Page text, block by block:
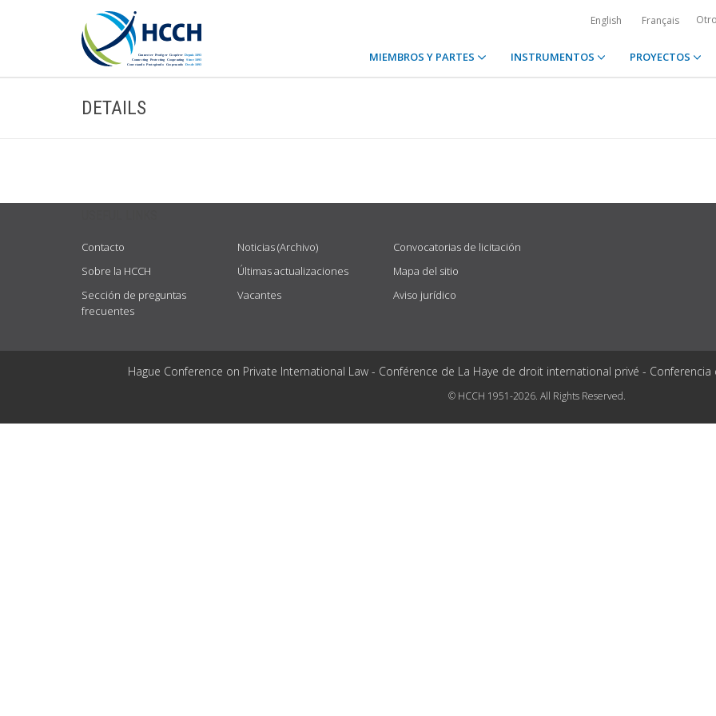
English Français
MIEMBROS Y PARTES INSTRUMENTOS PROYECTOS
DETAILS
Contacto
Sobre la HCCH
Sección de preguntas
frecuentes
Noticias (Archivo)
Últimas actualizaciones
Vacantes
Convocatorias de licitación
Mapa del sitio
Aviso jurídico
Hague Conference on Private International Law - Conférence de La Haye de droit international privé -
© HCCH 1951-2026. All Rights Reserved.